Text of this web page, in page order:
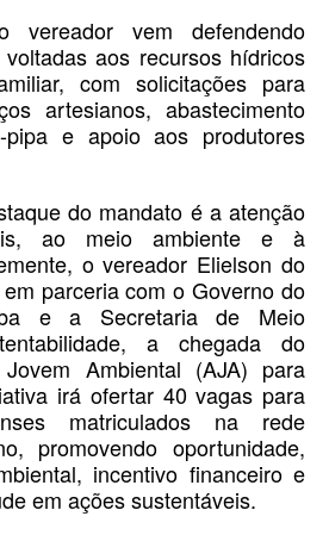
vem defendendo
aos recursos hídricos
com solicitações para
artesianos, abastecimento
pipa e apoio aos produtores
do mandato é a atenção
ao meio ambiente e à
o vereador Elielson do
parceria com o Governo do
e a Secretaria de Meio
a chegada do
Ambiental (AJA) para
irá ofertar 40 vagas para
matriculados na rede
promovendo oportunidade,
incentivo financeiro e
em ações sustentáveis.